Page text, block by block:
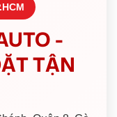
-
TẬN